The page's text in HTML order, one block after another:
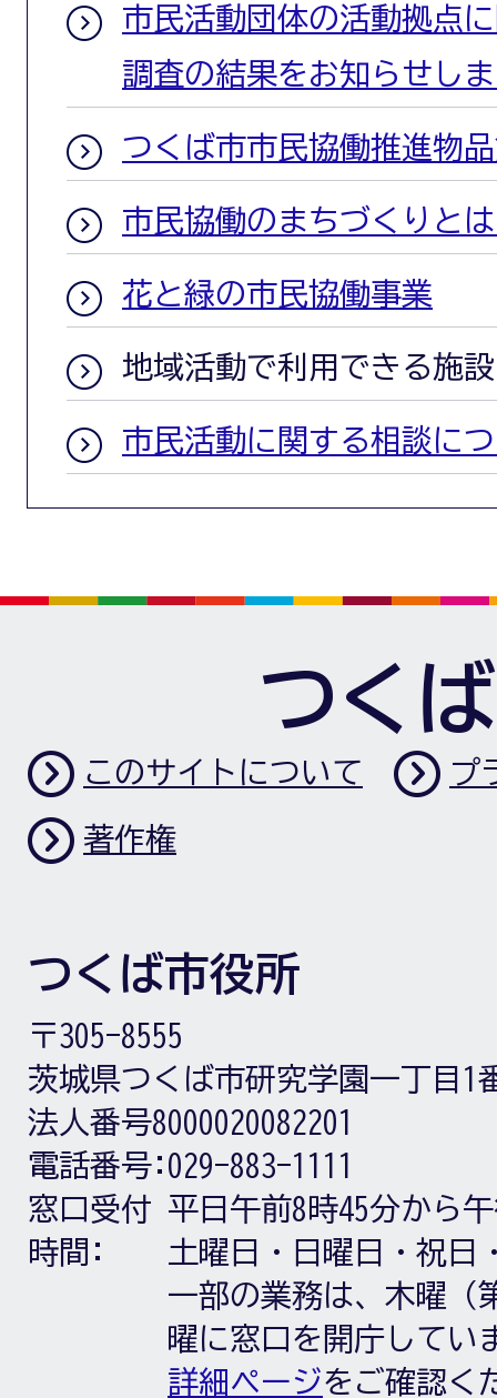
市民活動団体の活動拠点
調査の結果をお知らせし
つくば市市民協働推進物
市民協働のまちづくりと
花と緑の市民協働事業
地域活動で利用できる施
市民活動に関する相談に
つく
このサイトについて プ
著作権
つくば市役所
〒305-8555
茨城県つくば市研究学園一丁目1
法人番号8000020082201
電話番号: 029-883-1111
窓口受付
時間:
平日午前8時45分から
土曜日・日曜日・祝日
一部の業務は、木曜（
曜に窓口を開庁してい
詳細ページをご確認く